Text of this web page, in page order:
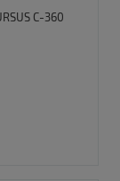
C-360